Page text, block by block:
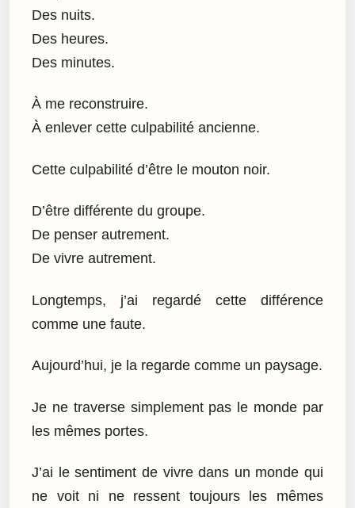
Des nuits.
Des heures.
Des minutes.
À me reconstruire.
À enlever cette culpabilité ancienne.
Cette culpabilité d’être le mouton noir.
D’être différente du groupe.
De penser autrement.
De vivre autrement.
Longtemps, j’ai regardé cette différence
comme une faute.
Aujourd’hui, je la regarde comme un paysage.
Je ne traverse simplement pas le monde par
les mêmes portes.
J’ai le sentiment de vivre dans un monde qui
ne voit ni ne ressent toujours les mêmes